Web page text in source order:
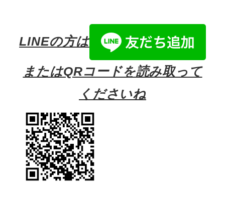
LINEの方は
またはQRコードを読み取って
くださいね